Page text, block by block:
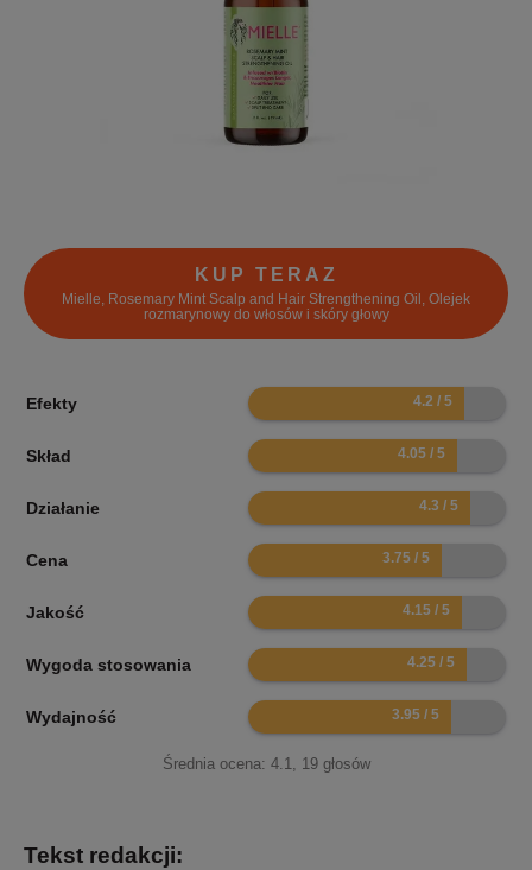
KUP TERAZ
Mielle, Rosemary Mint Scalp and Hair Strengthening Oil, Olejek
rozmarynowy do włosów i skóry głowy
Efekty 8.4
Skład 8.1
Działanie 8.6
Cena 7.5
Jakość 8.3
Wygoda stosowania 8.5
Wydajność 7.9
Średnia ocena: 4.1, 19głosów
Tekst redakcji: